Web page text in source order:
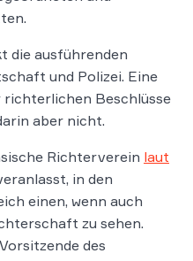
die ausführenden
und Polizei. Eine
Beschlüsse
aber nicht.
Richterverein laut
in den
einen, wenn auch
zu sehen.
des